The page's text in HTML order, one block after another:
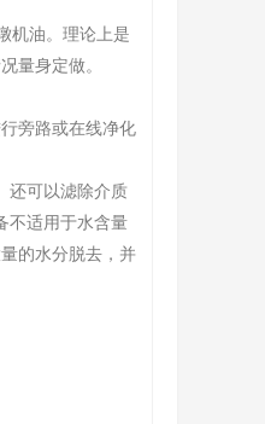
机油。理论上是
量身定做。
旁路或在线净化
还可以滤除介质
不适用于水含量
的水分脱去，并